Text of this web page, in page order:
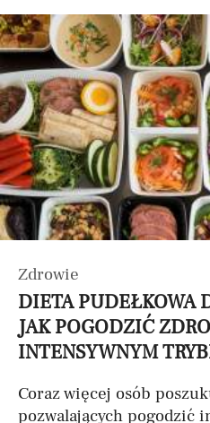
Zdrowie
DIETA PUDEŁKOWA
JAK POGODZIĆ
INTENSYWNYM
Coraz więcej osób
pozwalających pogodzić